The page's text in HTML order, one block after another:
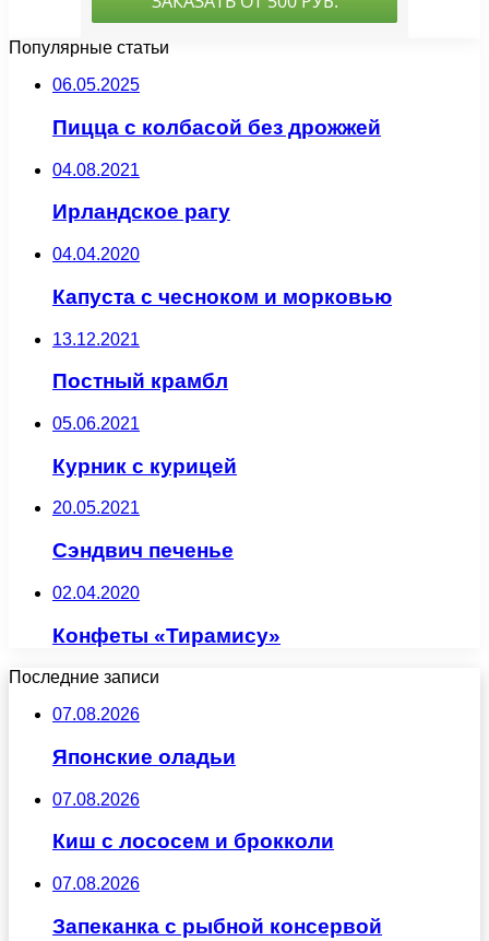
Популярные статьи
06.05.2025
Пицца с колбасой без дрожжей
04.08.2021
Ирландское рагу
04.04.2020
Капуста с чесноком и морковью
13.12.2021
Постный крамбл
05.06.2021
Курник с курицей
20.05.2021
Сэндвич печенье
02.04.2020
Конфеты «Тирамису»
Последние записи
07.08.2026
Японские оладьи
07.08.2026
Киш с лососем и брокколи
07.08.2026
Запеканка с рыбной консервой